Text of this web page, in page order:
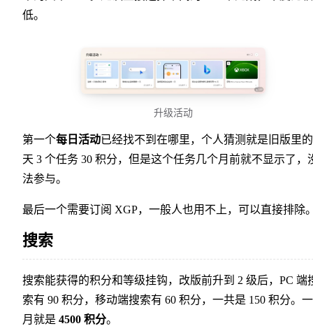
低。
升级活动
第一个每日活动已经找不到在哪里，个人猜测就是旧版里
天 3 个任务 30 积分，但是这个任务几个月前就不显示了，
法参与。
最后一个需要订阅 XGP，一般人也用不上，可以直接排除
搜索
搜索能获得的积分和等级挂钩，改版前升到 2 级后，PC 端
索有 90 积分，移动端搜索有 60 积分，一共是 150 积分。
月就是 4500 积分。